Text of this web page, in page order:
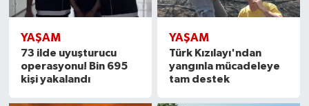
YAŞAM
73 ilde uyuşturucu
operasyonu! Bin 695
kişi yakalandı
YAŞAM
Türk Kızılayı'ndan
yangınla mücadeleye
tam destek